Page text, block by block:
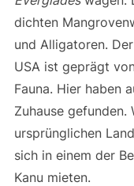
dichten
und Alligatoren.
USA ist geprägt
Fauna. Hier haben
Zuhause
ursprünglichen
sich in einem der
Kanu mieten.